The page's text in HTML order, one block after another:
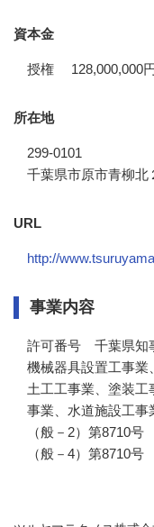
資本金
授権
所在地
299-0101
千葉県市原市青柳北
URL
http://
事業内容
許可番号　千葉県知
機械器具設置工事業
土工工事業、塗装
事業、水道施設工事
（般－2）第8710号
（般－4）第8710号